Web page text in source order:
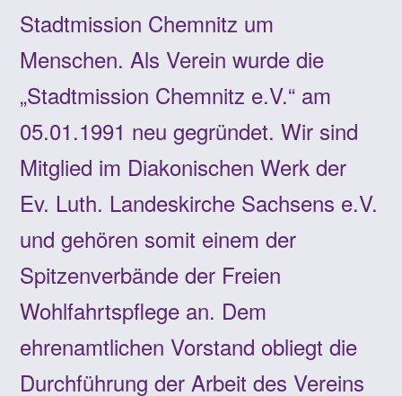
Stadtmission Chemnitz um
Menschen. Als Verein wurde die
„Stadtmission Chemnitz e.V.“ am
05.01.1991 neu gegründet. Wir sind
Mitglied im Diakonischen Werk der
Ev. Luth. Landeskirche Sachsens e.V.
und gehören somit einem der
Spitzenverbände der Freien
Wohlfahrtspflege an. Dem
ehrenamtlichen Vorstand obliegt die
Durchführung der Arbeit des Vereins